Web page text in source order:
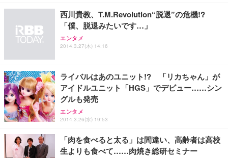
務用 おしゃれ パソコンチェア (ホワイト)
ANDWINT オフィスチェア デスクチェア 肘なし メ
ッシュ 通気性 ランバーサポート付き 腰サポート ガ
ス圧無段階昇降 360度回転 キャスター付き コンパク
【MiniLED/24.5inch/280Hz/FHD】GRAPHT THE S
HOOTER Gaming Monitor 24” Essential ゲーミン
グモニター QD 24.5インチ 1ms FHD 量子ドット 残
アイリスオーヤマ ペットシーツ 超厚型 お徳用 レギ
ュラー 200枚入【Amazon.co.jp限定】
西川貴教、T.M.Revolution“脱退”の危機!?
「僕、脱退みたいです…」
エンタメ
2014.3.27(木) 14:16
ライバルはあのユニット!? 「リカちゃん」が
アイドルユニット「HGS」でデビュー……シン
グルも発売
エンタメ
2014.3.26(水) 19:53
「肉を食べると太る」は間違い、高齢者は高校
生よりも食べて……肉焼き総研セミナー